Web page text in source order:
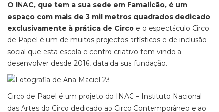
O INAC, que tem a sua sede em Famalicão, é um
espaço com mais de 3 mil metros quadrados dedicado
exclusivamente à prática de Circo e o espectáculo Circo
de Papel é um de muitos projectos artísticos e de inclusão
social que esta escola e centro criativo tem vindo a
desenvolver desde 2016, data da sua fundação.
Circo de Papel é um projeto do INAC – Instituto Nacional
das Artes do Circo dedicado ao Circo Contemporâneo e ao